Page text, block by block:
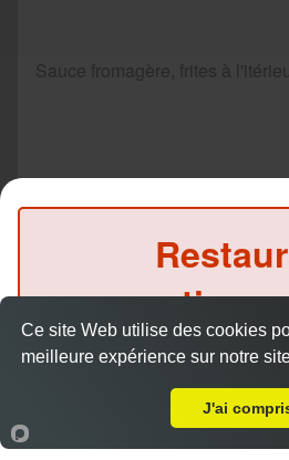
Sauce fromagère, frites à
Sauce fromagère, frites à
Accueil Panier
fermé
(Précommande
Ce site Web utilise des cookies
meilleure expérience sur notre
J'ai